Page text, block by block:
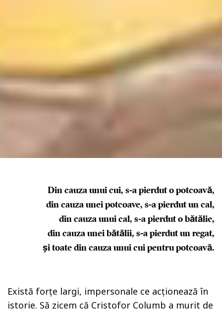
Din cauza unui cui, s-a pierdut o potcoavă,
din cauza unei potcoave, s-a pierdut un cal,
din cauza unui cal, s-a pierdut o bătălie,
din cauza unei bătălii, s-a pierdut un regat,
și toate din cauza unui cui pentru potcoavă.
Există forțe largi, impersonale ce acționează în
istorie. Să zicem că Cristofor Columb a murit de